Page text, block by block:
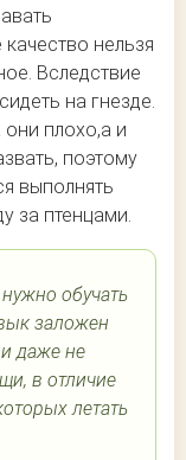
нельзя
Вследствие
на гнезде.
плохо,а и
поэтому
выполнять
за птенцами.
обучать
заложен
даже не
в отличие
летать